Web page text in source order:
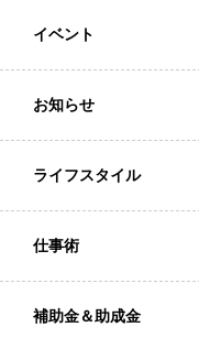
イベント
お知らせ
ライフスタイル
仕事術
補助金＆助成金